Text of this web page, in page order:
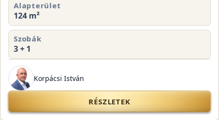
Alapterület
124 m²
Szobák
3 + 1
Korpácsi István
RÉSZLETEK